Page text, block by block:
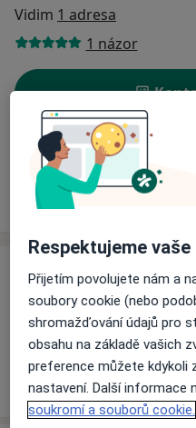
Vidim 1 adresa
1 názor
Ceník
Ceník
Informace o službách
Tento specialista ještě
svých
Respektujeme
Přijetím povolujete nám a
soubory cookie (nebo
shromažďování údajů pro
obsahu na základě vašich
preference můžete kdykoli
nastavení. Další informace
soukromí a souborů cookie.